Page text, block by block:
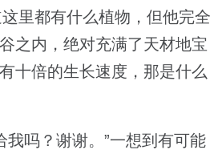
里都有什么植物，但他完全
之内，绝对充满了天材地宝
十倍的生长速度，那是什么
吗？谢谢。”一想到有可能